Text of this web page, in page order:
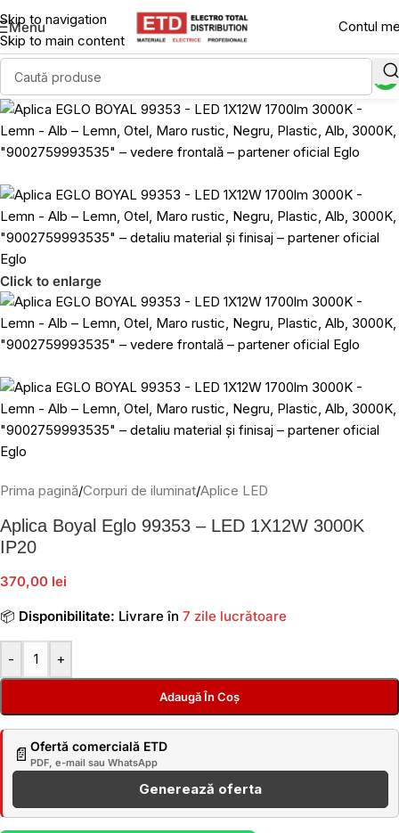
Skip to navigation
Skip to main content
Menu Contul
Click to enlarge
Prima pagină/Corpuri de iluminat/Aplice LED
Aplica Boyal Eglo 99353 – LED 1X12W 3000K
IP20
370,00 lei
📦 Disponibilitate: Livrare în 7 zile lucrătoare
- +
Adaugă În Coș
📄 Ofertă comercială ETD
PDF, e-mail sau WhatsApp
Generează oferta